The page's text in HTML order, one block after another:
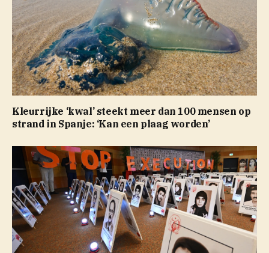
Kleurrijke ‘kwal’ steekt meer dan 100 mensen op
strand in Spanje: ‘Kan een plaag worden’